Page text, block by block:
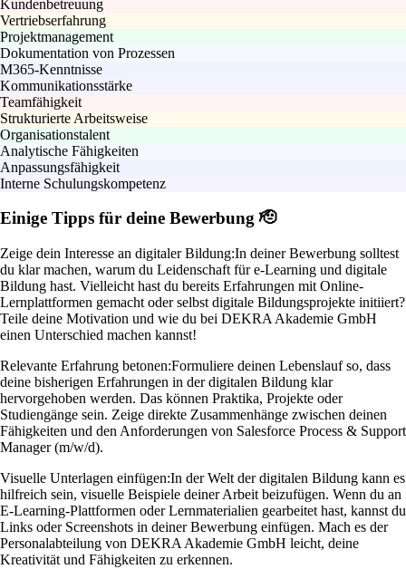
Kundenbetreuung
Vertriebserfahrung
Projektmanagement
Dokumentation von Prozessen
M365-Kenntnisse
Kommunikationsstärke
Teamfähigkeit
Strukturierte Arbeitsweise
Organisationstalent
Analytische Fähigkeiten
Anpassungsfähigkeit
Interne Schulungskompetenz
Einige Tipps für deine Bewerbung 🫡
Zeige dein Interesse an digitaler Bildung:In deiner Bewerbung solltest
du klar machen, warum du Leidenschaft für e-Learning und digitale
Bildung hast. Vielleicht hast du bereits Erfahrungen mit Online-
Lernplattformen gemacht oder selbst digitale Bildungsprojekte initiiert?
Teile deine Motivation und wie du bei DEKRA Akademie GmbH
einen Unterschied machen kannst!
Relevante Erfahrung betonen:Formuliere deinen Lebenslauf so, dass
deine bisherigen Erfahrungen in der digitalen Bildung klar
hervorgehoben werden. Das können Praktika, Projekte oder
Studiengänge sein. Zeige direkte Zusammenhänge zwischen deinen
Fähigkeiten und den Anforderungen von Salesforce Process & Support
Manager (m/w/d).
Visuelle Unterlagen einfügen:In der Welt der digitalen Bildung kann es
hilfreich sein, visuelle Beispiele deiner Arbeit beizufügen. Wenn du an
E-Learning-Plattformen oder Lernmaterialien gearbeitet hast, kannst du
Links oder Screenshots in deiner Bewerbung einfügen. Mach es der
Personalabteilung von DEKRA Akademie GmbH leicht, deine
Kreativität und Fähigkeiten zu erkennen.